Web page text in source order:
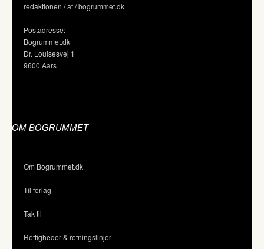
redaktionen / at / bogrummet.dk
Postadresse:
Bogrummet.dk
Dr. Louisesvej 1
9600 Aars
OM BOGRUMMET
Om Bogrummet.dk
Til forlag
Tak til
Rettigheder & retningslinjer